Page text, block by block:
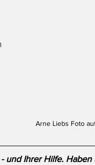
Arne Liebs Foto
und Ihrer Hilfe.